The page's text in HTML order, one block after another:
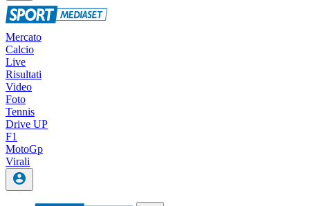
Mercato
Calcio
Live
Risultati
Video
Foto
Tennis
Drive UP
F1
MotoGp
Virali